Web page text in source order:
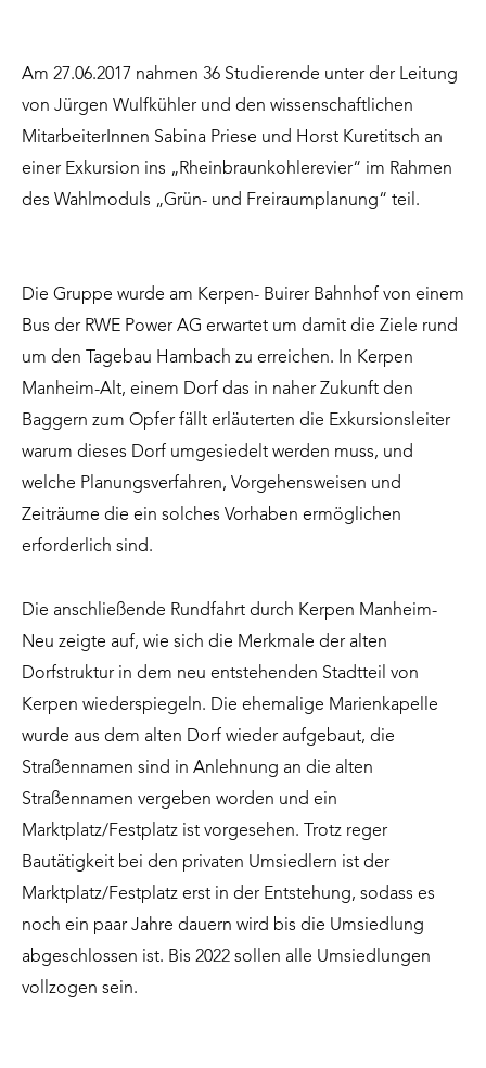
Am 27.06.2017 nahmen 36 Studierende unter der Leitung
von Jürgen Wulfkühler und den wissenschaftlichen
MitarbeiterInnen Sabina Priese und Horst Kuretitsch an
einer Exkursion ins „Rheinbraunkohlerevier“ im Rahmen
des Wahlmoduls „Grün- und Freiraumplanung“ teil.
Die Gruppe wurde am Kerpen- Buirer Bahnhof von einem
Bus der RWE Power AG erwartet um damit die Ziele rund
um den Tagebau Hambach zu erreichen. In Kerpen
Manheim-Alt, einem Dorf das in naher Zukunft den
Baggern zum Opfer fällt erläuterten die Exkursionsleiter
warum dieses Dorf umgesiedelt werden muss, und
welche Planungsverfahren, Vorgehensweisen und
Zeiträume die ein solches Vorhaben ermöglichen
erforderlich sind.
Die anschließende Rundfahrt durch Kerpen Manheim-
Neu zeigte auf, wie sich die Merkmale der alten
Dorfstruktur in dem neu entstehenden Stadtteil von
Kerpen wiederspiegeln. Die ehemalige Marienkapelle
wurde aus dem alten Dorf wieder aufgebaut, die
Straßennamen sind in Anlehnung an die alten
Straßennamen vergeben worden und ein
Marktplatz/Festplatz ist vorgesehen. Trotz reger
Bautätigkeit bei den privaten Umsiedlern ist der
Marktplatz/Festplatz erst in der Entstehung, sodass es
noch ein paar Jahre dauern wird bis die Umsiedlung
abgeschlossen ist. Bis 2022 sollen alle Umsiedlungen
vollzogen sein.